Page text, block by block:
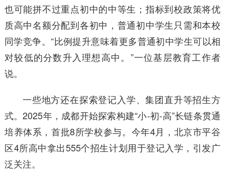
也可能拼不过重点初中的中等生；指标到校政策将优
质高中名额分配到各初中，普通初中学生只需和本校
同学竞争。“比例提升意味着更多普通初中学生可以相
对较低的分数升入理想高中。”一位基层教育工作者
说。
一些地方还在探索登记入学、集团直升等招生方
式。2025年，成都开始探索构建“小-初-高”长链条贯通
培养体系，首批8所学校参与。今年4月，北京市平谷
区4所高中拿出555个招生计划用于登记入学，引发广
泛关注。